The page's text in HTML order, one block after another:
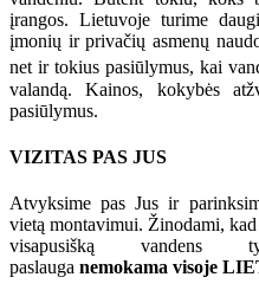
įrangos. Lietuvoje turime
įmonių ir privačių asmenų
net ir tokius pasiūlymus, kai
valandą. Kainos, kokybės
pasiūlymus.
VIZITAS PAS JUS
Atvyksime pas Jus ir
vietą montavimui. Žinodami,
visapusišką
paslauga nemokama visoje